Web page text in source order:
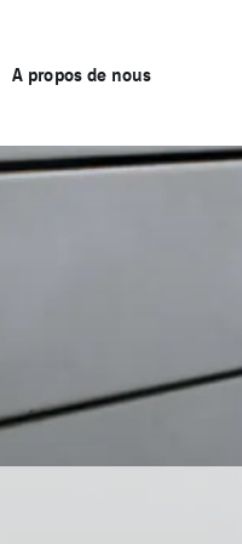
A propos de nous